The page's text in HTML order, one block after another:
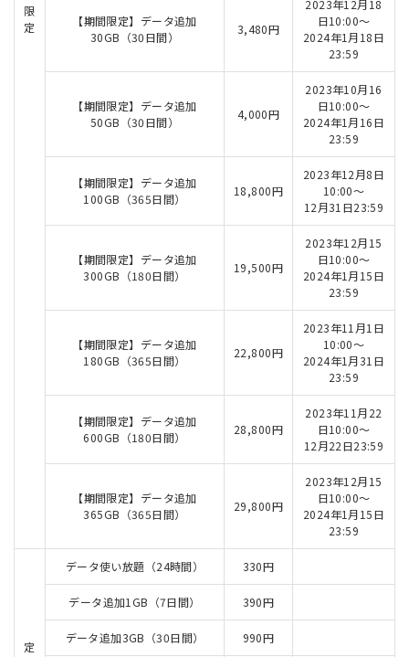
限
定
【期間限定】データ追加
30GB（30日間）
3,480円
2023年12月18
日10:00～
2024年1月18日
23:59
【期間限定】データ追加
50GB（30日間）
4,000円
2023年10月16
日10:00～
2024年1月16日
23:59
【期間限定】データ追加
100GB（365日間）
18,800円
2023年12月8日
10:00～
12月31日23:59
【期間限定】データ追加
300GB（180日間）
19,500円
2023年12月15
日10:00～
2024年1月15日
23:59
【期間限定】データ追加
180GB（365日間）
22,800円
2023年11月1日
10:00～
2024年1月31日
23:59
【期間限定】データ追加
600GB（180日間）
28,800円
2023年11月22
日10:00～
12月22日23:59
【期間限定】データ追加
365GB（365日間）
29,800円
2023年12月15
日10:00～
2024年1月15日
23:59
定
データ使い放題（24時間） 330円
データ追加1GB（7日間） 390円
データ追加3GB（30日間） 990円